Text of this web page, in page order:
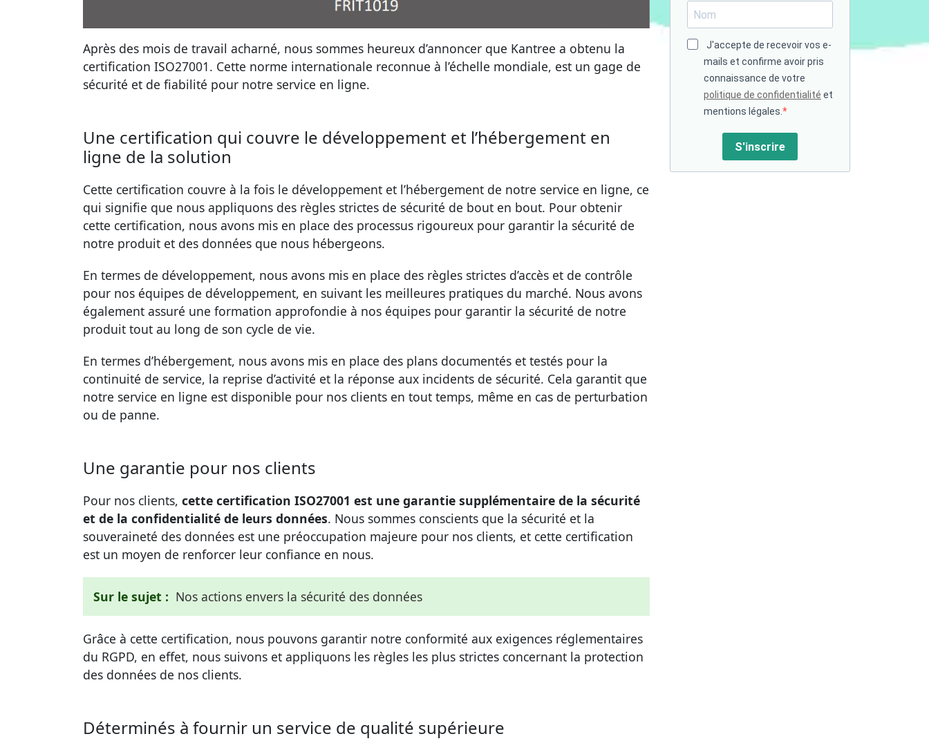
Après des mois de travail acharné, nous sommes heureux d’annoncer que Kantree a obtenu la
certification ISO27001. Cette norme internationale reconnue à l’échelle mondiale, est un gage de
sécurité et de fiabilité pour notre service en ligne.
Une certification qui couvre le développement et l’hébergement en
ligne de la solution
Cette certification couvre à la fois le développement et l’hébergement de notre service en ligne, ce
qui signifie que nous appliquons des règles strictes de sécurité de bout en bout. Pour obtenir
cette certification, nous avons mis en place des processus rigoureux pour garantir la sécurité de
notre produit et des données que nous hébergeons.
En termes de développement, nous avons mis en place des règles strictes d’accès et de contrôle
pour nos équipes de développement, en suivant les meilleures pratiques du marché. Nous avons
également assuré une formation approfondie à nos équipes pour garantir la sécurité de notre
produit tout au long de son cycle de vie.
En termes d’hébergement, nous avons mis en place des plans documentés et testés pour la
continuité de service, la reprise d’activité et la réponse aux incidents de sécurité. Cela garantit que
notre service en ligne est disponible pour nos clients en tout temps, même en cas de perturbation
ou de panne.
Une garantie pour nos clients
Pour nos clients, cette certification ISO27001 est une garantie supplémentaire de la sécurité
et de la confidentialité de leurs données. Nous sommes conscients que la sécurité et la
souveraineté des données est une préoccupation majeure pour nos clients, et cette certification
est un moyen de renforcer leur confiance en nous.
Sur le sujet : Nos actions envers la sécurité des données
Grâce à cette certification, nous pouvons garantir notre conformité aux exigences réglementaires
du RGPD, en effet, nous suivons et appliquons les règles les plus strictes concernant la protection
des données de nos clients.
Déterminés à fournir un service de qualité supérieure
J'accepte de recevoir vos e-
mails et confirme avoir pris
connaissance de votre
politique de confidentialité et
mentions légales.
S'inscrire